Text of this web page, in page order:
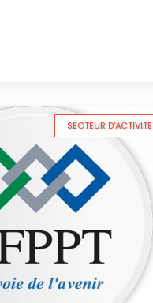
SECTEUR D'ACTIVITE